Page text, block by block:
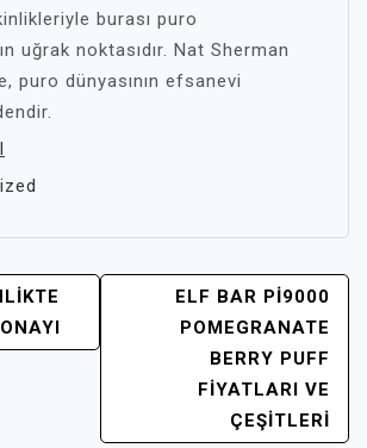
burası puro
uğrak noktasıdır. Nat Sherman
puro dünyasının efsanevi
ELF BAR PI9000
POMEGRANATE
BERRY PUFF
FIYATLARI VE
ÇEŞITLERI